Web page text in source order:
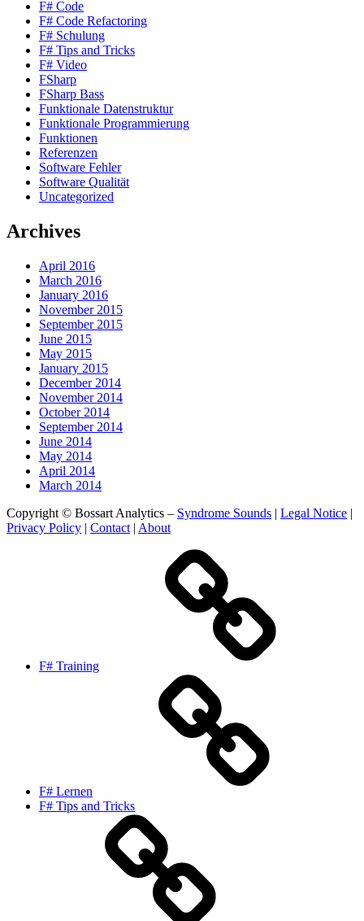
F# Code
F# Code Refactoring
F# Schulung
F# Tips and Tricks
F# Video
FSharp
FSharp Bass
Funktionale Datenstruktur
Funktionale Programmierung
Funktionen
Referenzen
Software Fehler
Software Qualität
Uncategorized
Archives
April 2016
March 2016
January 2016
November 2015
September 2015
June 2015
May 2015
January 2015
December 2014
November 2014
October 2014
September 2014
June 2014
May 2014
April 2014
March 2014
Copyright © Bossart Analytics – Syndrome Sounds | Legal Notice |
Privacy Policy | Contact | About
F# Training
F# Lernen
F# Tips and Tricks